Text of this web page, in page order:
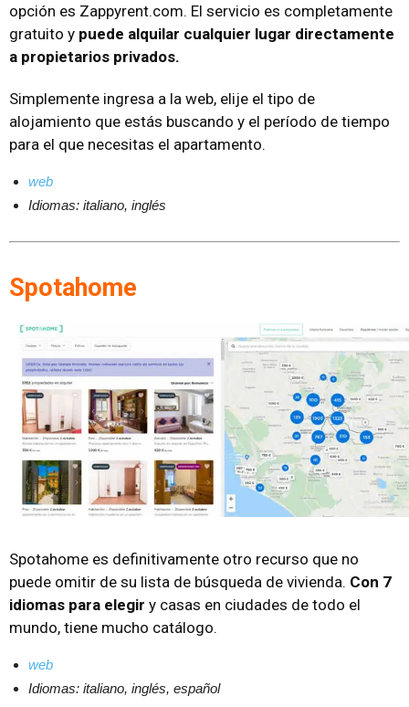
opción es Zappyrent.com. El servicio es completamente
gratuito y puede alquilar cualquier lugar directamente
a propietarios privados.
Simplemente ingresa a la web, elije el tipo de
alojamiento que estás buscando y el período de tiempo
para el que necesitas el apartamento.
web
Idiomas: italiano, inglés
Spotahome
Spotahome es definitivamente otro recurso que no
puede omitir de su lista de búsqueda de vivienda. Con 7
idiomas para elegir y casas en ciudades de todo el
mundo, tiene mucho catálogo.
web
Idiomas: italiano, inglés, español